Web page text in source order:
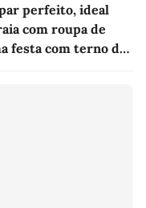
perfeito, ideal
com roupa de
festa com terno de